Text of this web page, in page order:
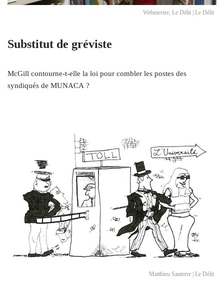
Webmestre, Le Délit | Le Délit
Substitut de gréviste
McGill contourne-t-elle la loi pour combler les postes des
syndiqués de MUNACA ?
Matthieu Santerre | Le Délit